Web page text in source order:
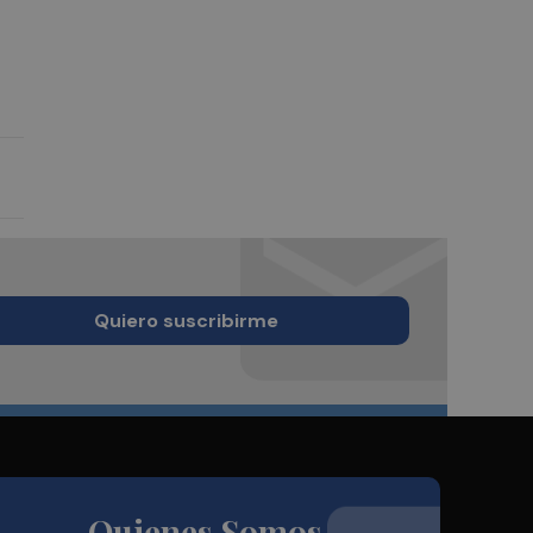
Quiero suscribirme